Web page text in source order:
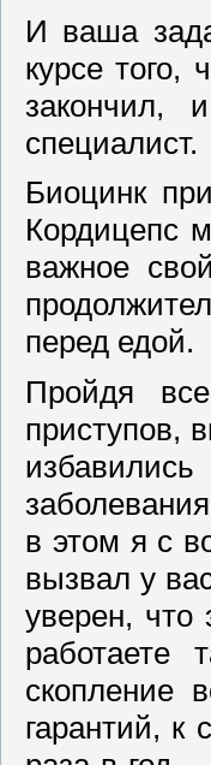
И ваша
курсе того,
закончил,
Биоцинк
Кордицепс
важное
перед едой.
Пройдя
приступов,
в этом я с
вызвал у
уверен,
скопление
гарантий,